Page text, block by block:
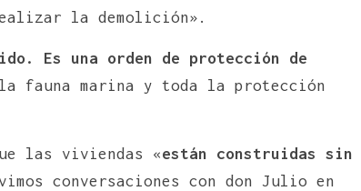
la demolición».
Es una orden de protección de
la fauna marina y toda la protección
las viviendas «están construidas sin
conversaciones con don Julio en